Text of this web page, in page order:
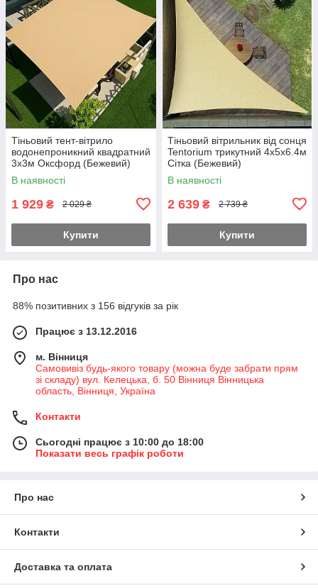
Тіньовий тент-вітрило
водонепроникний квадратний
3х3м Оксфорд (Бежевий)
В наявності
1 929 ₴ 2 029 ₴
Купити
Тіньовий вітрильник від сонця
Tentorium трикутний 4х5х6.4м
Сітка (Бежевий)
В наявності
2 639 ₴ 2 739 ₴
Купити
Про нас
88% позитивних з 156 відгуків за рік
Працює з 13.12.2016
м. Вінниця
Самовивіз будь-якого товару (можна буде забрати прям
зі складу) вул. Келецька, б. 50 Вінниця Вінницька
область, Вінниця, Україна
Контакти
Сьогодні працює з 10:00 до 18:00
Показати весь графік роботи
Про нас
Контакти
Доставка та оплата